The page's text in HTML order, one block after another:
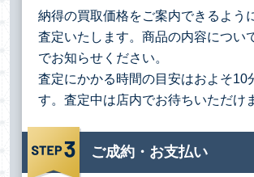
納得の買取価格をご案内できるよう
査定いたします。商品の内容につい
でお知らせください。
査定にかかる時間の目安はおよそ10
す。査定中は店内でお待ちいただけ
ご成約・お支払い